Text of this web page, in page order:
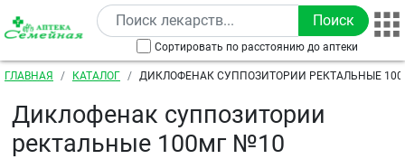
Перейти к основному содержанию
Сортировать по расстоянию до аптеки
Строка навигации
ГЛАВНАЯ КАТАЛОГ ДИКЛОФЕНАК СУППОЗИТОРИИ РЕКТАЛЬНЫЕ
Диклофенак суппозитории
ректальные 100мг №10